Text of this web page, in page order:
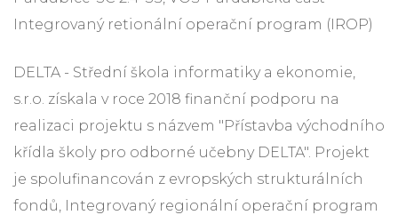
Integrovaný retionální operační program (IROP)
DELTA - Střední škola informatiky a ekonomie,
s.r.o. získala v roce 2018 finanční podporu na
realizaci projektu s názvem "Přístavba východního
křídla školy pro odborné učebny DELTA". Projekt
je spolufinancován z evropských strukturálních
fondů, Integrovaný regionální operační program